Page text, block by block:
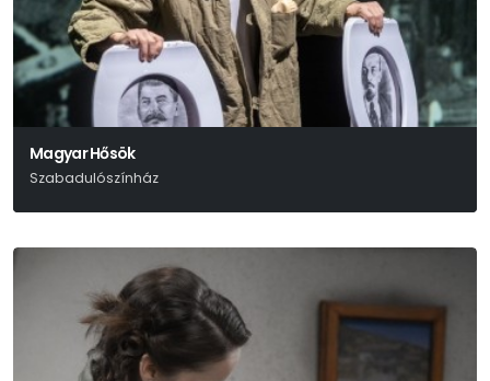
Magyar Hősök
Szabadulószínház